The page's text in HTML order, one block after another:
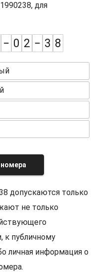
для
− 0 2 − 3 8
допускаются только
не только
к публичному
личная информация о